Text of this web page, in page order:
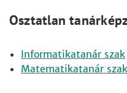
Osztatlan
Informatikatanár szak
Matematikatanár szak